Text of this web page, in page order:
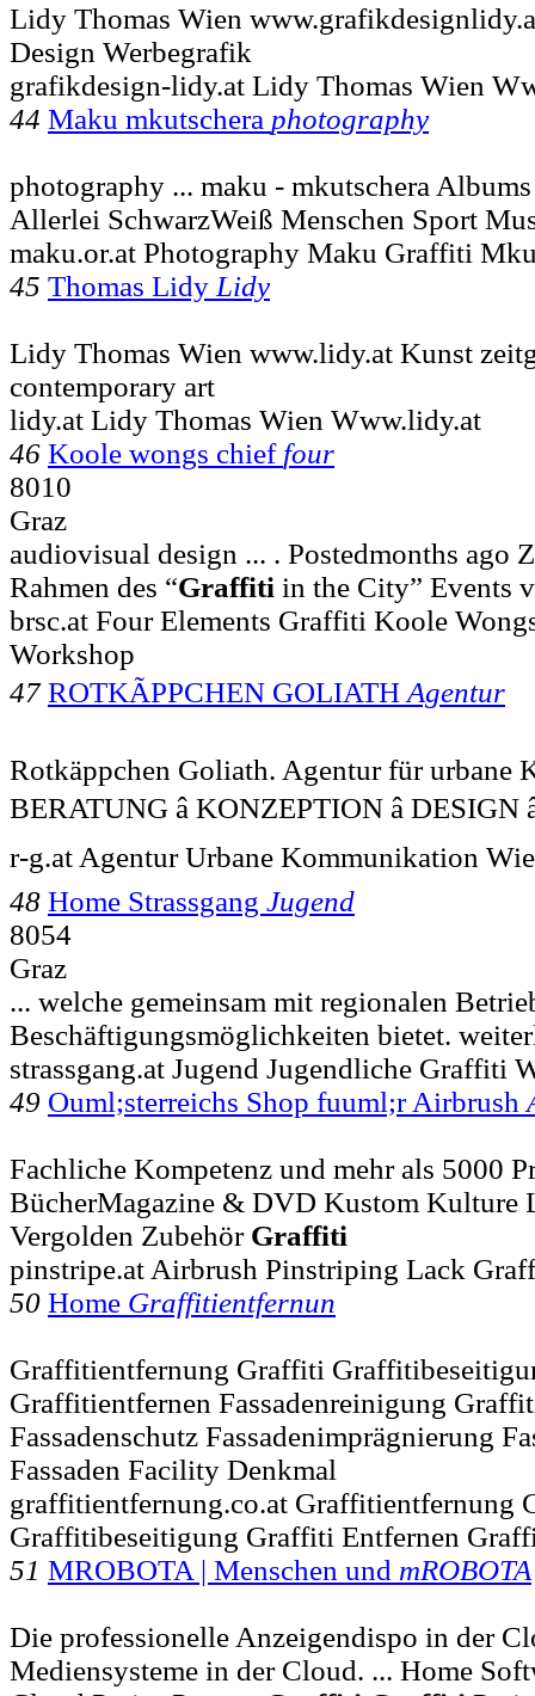
Lidy Thomas Wien
Design Werbegrafik
grafikdesign-lidy.at Lidy Thomas Wien
44 Maku mkutschera photography
photography ... maku - mkutschera
Allerlei SchwarzWeiß Menschen Sport
maku.or.at Photography Maku Graffiti
45 Thomas Lidy Lidy
Lidy Thomas Wien www.lidy.at Kunst
contemporary art
lidy.at Lidy Thomas Wien Www.lidy.at
46 Koole wongs chief four
8010
Graz
audiovisual design ... . Postedmonths ago
Rahmen des “Graffiti in the City” Events
brsc.at Four Elements Graffiti Koole
Workshop
47 ROTKÃPPCHEN GOLIATH Agentur
Rotkäppchen Goliath. Agentur für urbane
BERATUNG â KONZEPTION â DESIGN
r-g.at Agentur Urbane Kommunikation
48 Home Strassgang Jugend
8054
Graz
... welche gemeinsam mit regionalen
Beschäftigungsmöglichkeiten bietet.
strassgang.at Jugend Jugendliche Graffiti
49 Ouml;sterreichs Shop fuuml;r Airbrush
Fachliche Kompetenz und mehr als 5000
BücherMagazine & DVD Kustom Kulture
Vergolden Zubehör Graffiti
pinstripe.at Airbrush Pinstriping Lack
50 Home Graffitientfernun
Graffitientfernung Graffiti
Graffitientfernen Fassadenreinigung
Fassadenschutz Fassadenimprägnierung
Fassaden Facility Denkmal
graffitientfernung.co.at Graffitientfernung
Graffitibeseitigung Graffiti Entfernen
51 MROBOTA | Menschen und mROBOTA
Die professionelle Anzeigendispo in der
Mediensysteme in der Cloud. ... Home